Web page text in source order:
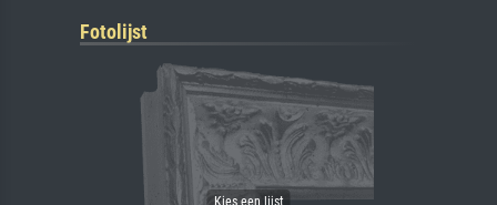
Fotolijst